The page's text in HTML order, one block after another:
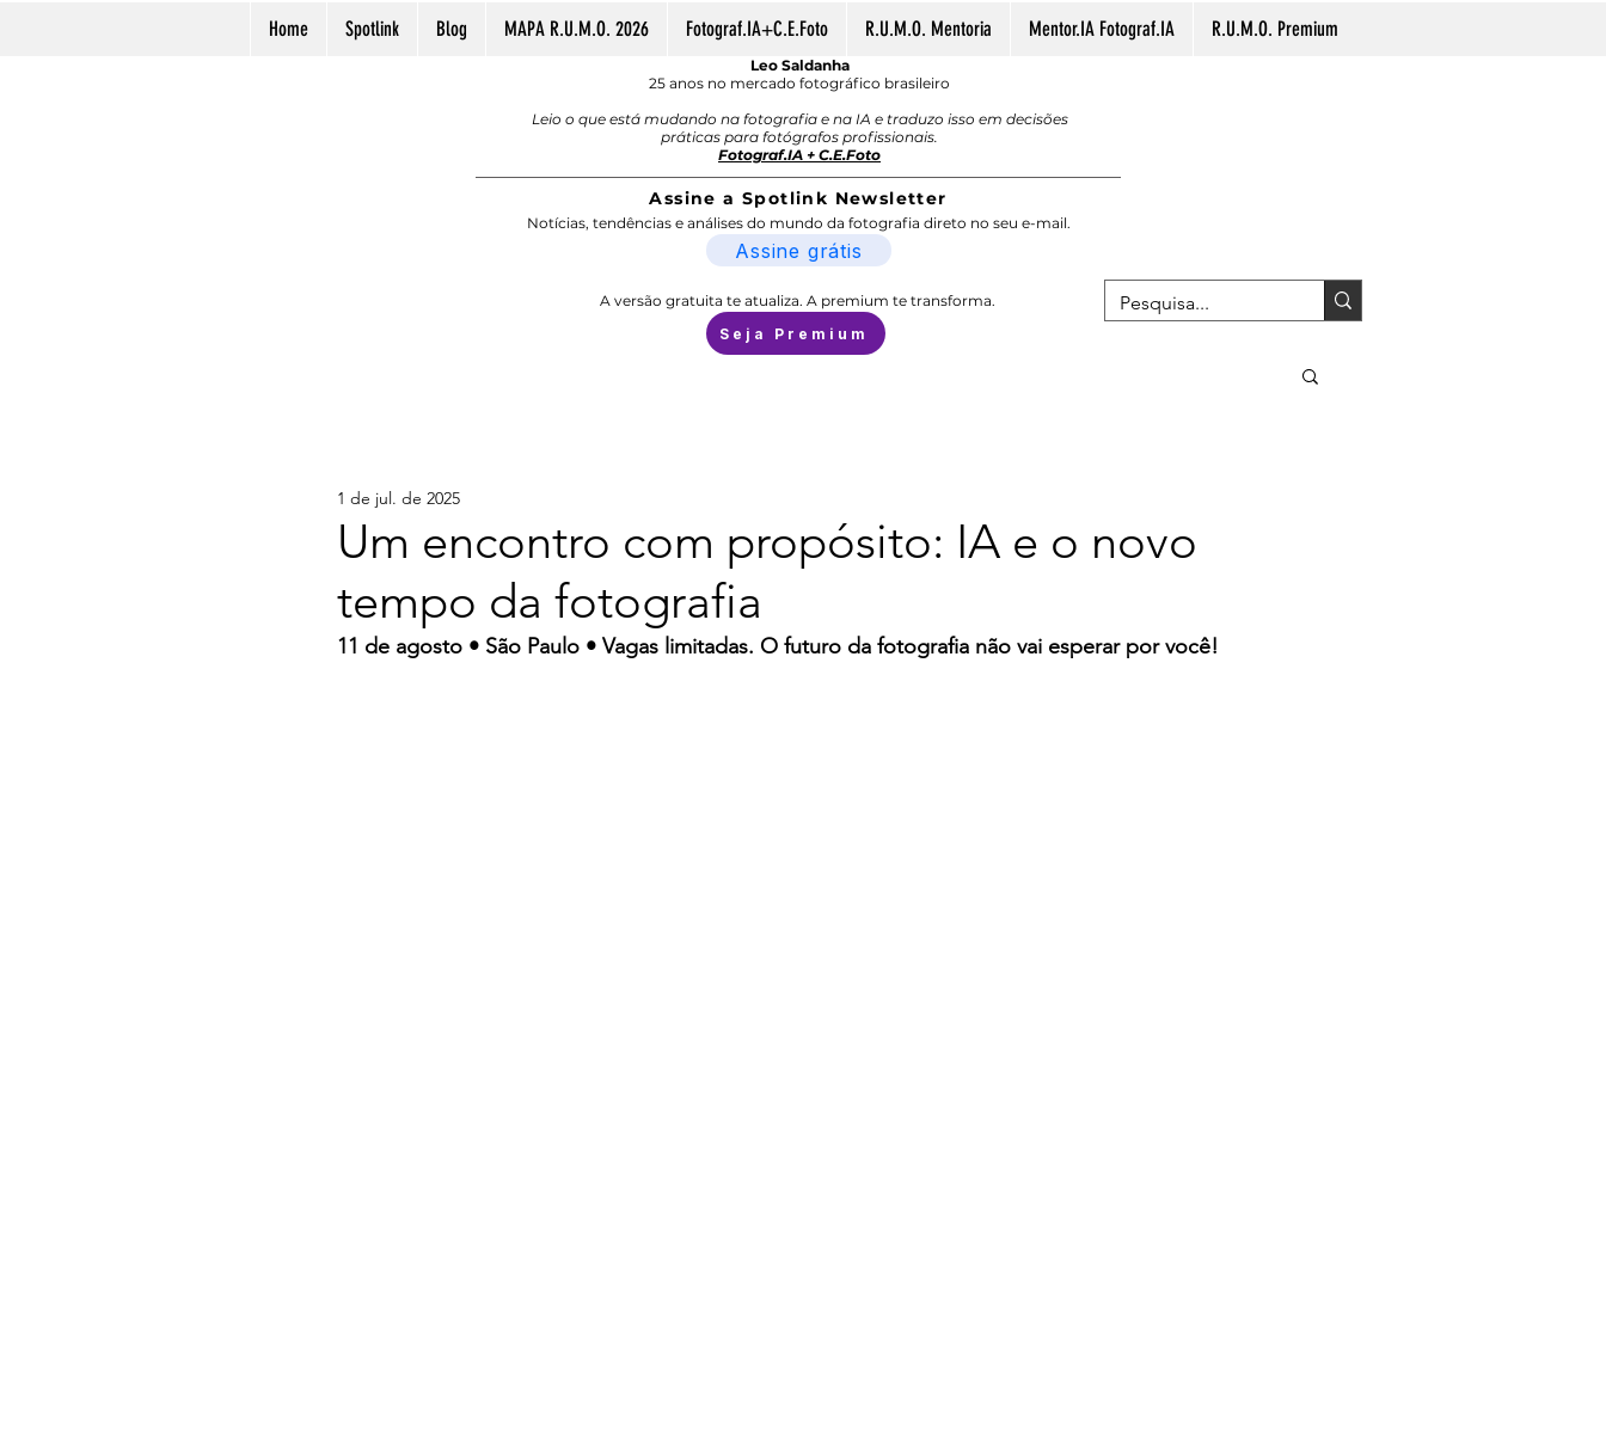
Home Spotlink Blog MAPA R.U.M.O. 2026 Fotograf.IA+C.E.Foto R.U.M.O. Mentoria Mentor.IA Fotograf.IA R.U.M.O. Premium
Leo Saldanha
25 anos no mercado fotográfico brasileiro
Leio o que está mudando na fotografia e na IA e traduzo isso em decisões
práticas para fotógrafos profissionais.
Fotograf.IA + C.E.Foto
Assine a Spotlink Newsletter
Notícias, tendências e análises do mundo da fotografia direto no seu e-mail.
Assine grátis
A versão gratuita te atualiza. A premium te transforma.
Seja Premium
Um encontro com propósito: IA e o novo
tempo da fotografia
1 de jul. de 2025
11 de agosto • São Paulo • Vagas limitadas. O futuro da fotografia não vai esperar por você!